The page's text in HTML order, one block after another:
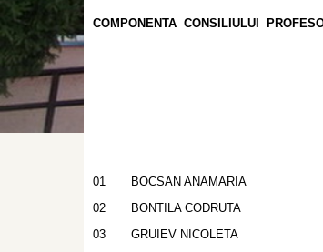
COMPONENTA CONSILIULUI
Director : Prof.
Dir. Adj. prof.
01 BOCSAN ANAMARIA
02
BONTILA CODRUTA
03
GRUIEV NICOLETA